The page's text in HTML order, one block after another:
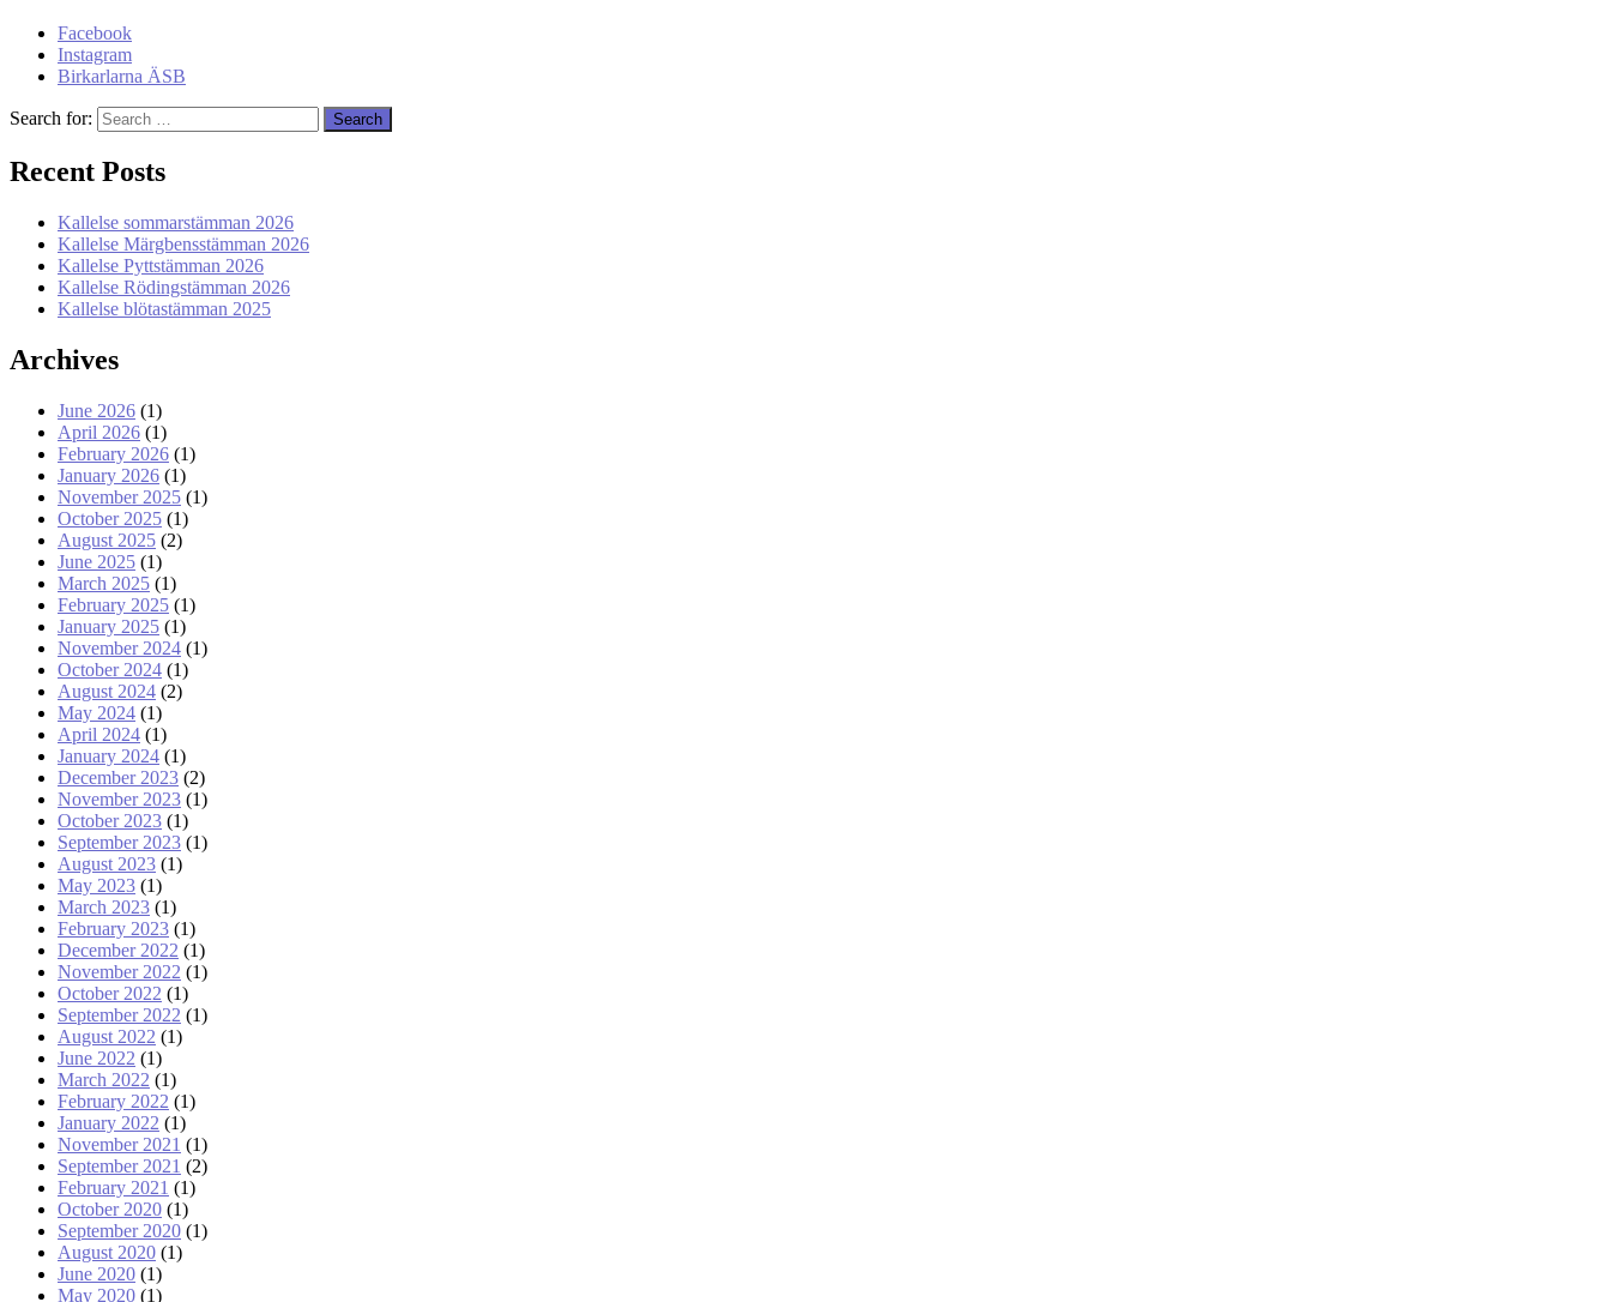
Facebook
Instagram
Birkarlarna ÄSB
Search for:
Recent Posts
Kallelse sommarstämman 2026
Kallelse Märgbensstämman 2026
Kallelse Pyttstämman 2026
Kallelse Rödingstämman 2026
Kallelse blötastämman 2025
Archives
June 2026 (1)
April 2026 (1)
February 2026 (1)
January 2026 (1)
November 2025 (1)
October 2025 (1)
August 2025 (2)
June 2025 (1)
March 2025 (1)
February 2025 (1)
January 2025 (1)
November 2024 (1)
October 2024 (1)
August 2024 (2)
May 2024 (1)
April 2024 (1)
January 2024 (1)
December 2023 (2)
November 2023 (1)
October 2023 (1)
September 2023 (1)
August 2023 (1)
May 2023 (1)
March 2023 (1)
February 2023 (1)
December 2022 (1)
November 2022 (1)
October 2022 (1)
September 2022 (1)
August 2022 (1)
June 2022 (1)
March 2022 (1)
February 2022 (1)
January 2022 (1)
November 2021 (1)
September 2021 (2)
February 2021 (1)
October 2020 (1)
September 2020 (1)
August 2020 (1)
June 2020 (1)
May 2020 (1)